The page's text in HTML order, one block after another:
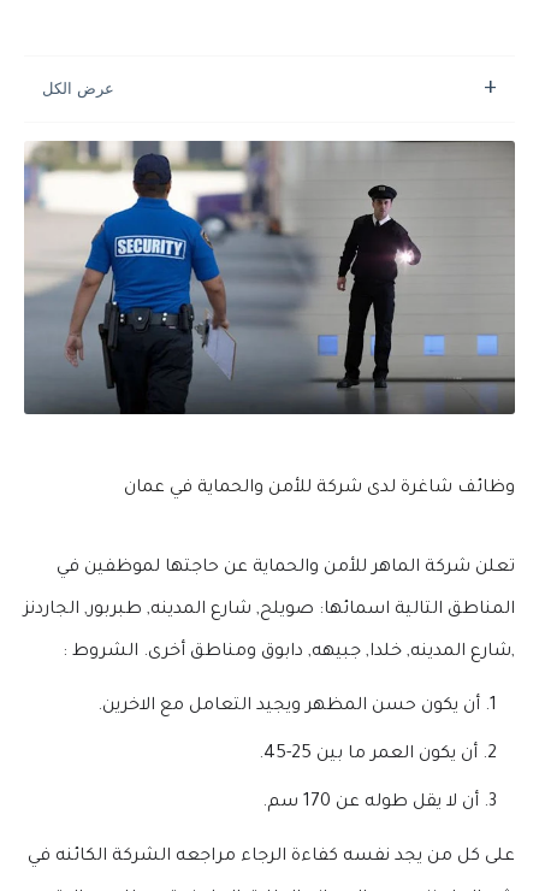
وظائف شاغرة لدى شركة للأمن والحماية في عمان
تعلن شركة الماهر للأمن والحماية عن حاجتها لموظفين في
المناطق التالية اسمائها: صويلح, شارع المدينه, طبربور, الجاردنز
,شارع المدينه, خلدا, جبيهه, دابوق ومناطق أخرى. الشروط :
أن يكون حسن المظهر ويجيد التعامل مع الاخرين.
أن يكون العمر ما بين 25-45.
أن لا يقل طوله عن 170 سم.
على كل من يجد نفسه كفاءة الرجاء مراجعه الشركة الكائنه في